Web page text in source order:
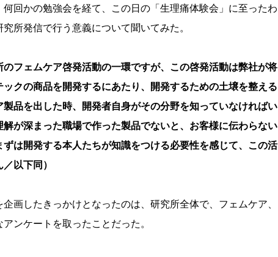
回かの勉強会を経て、この日の「生理痛体験会」に至ったわ
所発信で行う意義について聞いてみた。
のフェムケア啓発活動の一環ですが、この啓発活動は弊社が将
クの商品を開発するにあたり、開発するための土壌を整える
品を出した時、開発者自身がその分野を知っていなければい
が深まった職場で作った製品でないと、お客様に伝わらない
ずは開発する本人たちが知識をつける必要性を感じて、この活
以下同）
画したきっかけとなったのは、研究所全体で、フェムケア、
ンケートを取ったことだった。